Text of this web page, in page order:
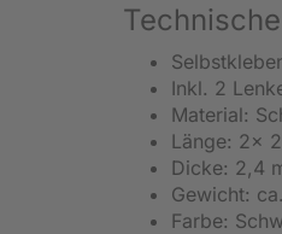
Inkl. 2
Material:
Länge: 2x
Dicke: 2,4
Gewicht:
Farbe: